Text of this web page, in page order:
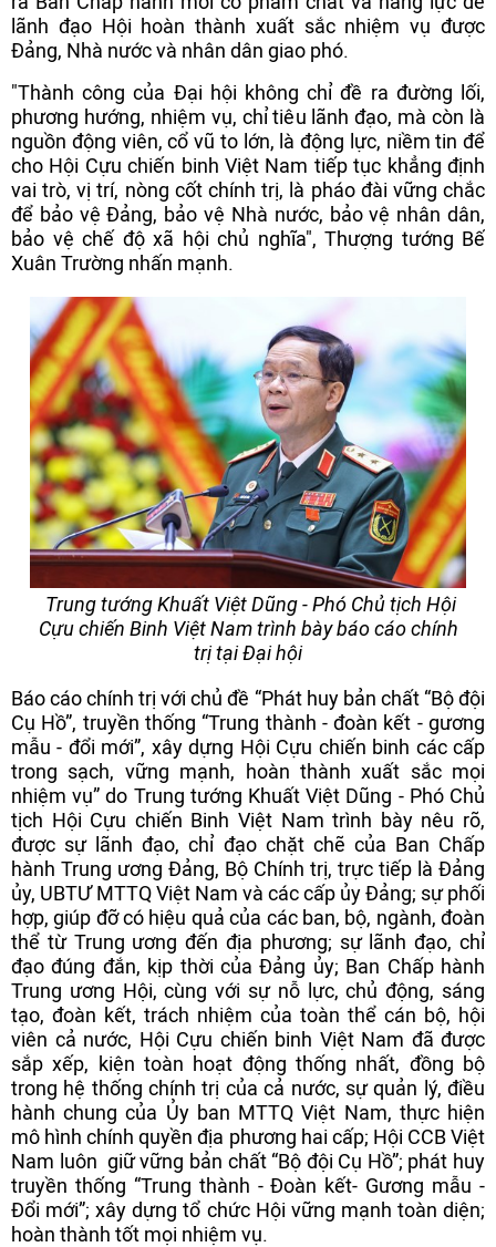
lãnh đạo Hội hoàn thành xuất sắc nhiệm vụ được
Đảng, Nhà nước và nhân dân giao phó.
"Thành công của Đại hội không chỉ đề ra đường lối,
phương hướng, nhiệm vụ, chỉ tiêu lãnh đạo, mà còn là
nguồn động viên, cổ vũ to lớn, là động lực, niềm tin để
cho Hội Cựu chiến binh Việt Nam tiếp tục khẳng định
vai trò, vị trí, nòng cốt chính trị, là pháo đài vững chắc
để bảo vệ Đảng, bảo vệ Nhà nước, bảo vệ nhân dân,
bảo vệ chế độ xã hội chủ nghĩa", Thượng tướng Bế
Xuân Trường nhấn mạnh.
Trung tướng Khuất Việt Dũng - Phó Chủ tịch Hội
Cựu chiến Binh Việt Nam trình bày báo cáo chính
trị tại Đại hội
Báo cáo chính trị với chủ đề “Phát huy bản chất “Bộ đội
Cụ Hồ”, truyền thống “Trung thành - đoàn kết - gương
mẫu - đổi mới”, xây dựng Hội Cựu chiến binh các cấp
trong sạch, vững mạnh, hoàn thành xuất sắc mọi
nhiệm vụ” do Trung tướng Khuất Việt Dũng - Phó Chủ
tịch Hội Cựu chiến Binh Việt Nam trình bày nêu rõ,
được sự lãnh đạo, chỉ đạo chặt chẽ của Ban Chấp
hành Trung ương Đảng, Bộ Chính trị, trực tiếp là Đảng
ủy, UBTƯ MTTQ Việt Nam và các cấp ủy Đảng; sự phối
hợp, giúp đỡ có hiệu quả của các ban, bộ, ngành, đoàn
thể từ Trung ương đến địa phương; sự lãnh đạo, chỉ
đạo đúng đắn, kịp thời của Đảng ủy; Ban Chấp hành
Trung ương Hội, cùng với sự nỗ lực, chủ động, sáng
tạo, đoàn kết, trách nhiệm của toàn thể cán bộ, hội
viên cả nước, Hội Cựu chiến binh Việt Nam đã được
sắp xếp, kiện toàn hoạt động thống nhất, đồng bộ
trong hệ thống chính trị của cả nước, sự quản lý, điều
hành chung của Ủy ban MTTQ Việt Nam, thực hiện
mô hình chính quyền địa phương hai cấp; Hội CCB Việt
Nam luôn giữ vững bản chất “Bộ đội Cụ Hồ”; phát huy
truyền thống “Trung thành - Đoàn kết- Gương mẫu -
Đổi mới”; xây dựng tổ chức Hội vững mạnh toàn diện;
hoàn thành tốt mọi nhiệm vụ.